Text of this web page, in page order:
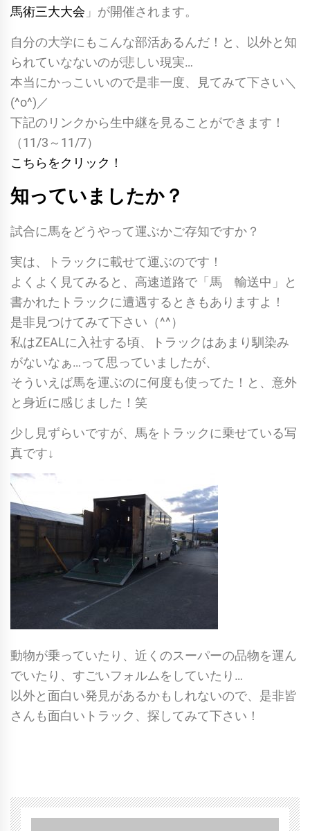
馬術三大大会 」が開催されます。
自分の大学にもこんな部活あるんだ！と、以外と知
られていなないのが悲しい現実…
本当にかっこいいので是非一度、見てみて下さい＼
(^o^)／
下記のリンクから生中継を見ることができます！
（11/3～11/7）
こちらをクリック！
知っていましたか？
試合に馬をどうやって運ぶかご存知ですか？
実は、トラックに載せて運ぶのです！
よくよく見てみると、高速道路で「馬 輸送中」と
書かれたトラックに遭遇するときもありますよ！
是非見つけてみて下さい（^^）
私はZEALに入社する頃、トラックはあまり馴染み
がないなぁ…って思っていましたが、
そういえば馬を運ぶのに何度も使ってた！と、意外
と身近に感じました！笑
少し見ずらいですが、馬をトラックに乗せている写
真です↓
動物が乗っていたり、近くのスーパーの品物を運ん
でいたり、すごいフォルムをしていたり…
以外と面白い発見があるかもしれないので、是非皆
さんも面白いトラック、探してみて下さい！